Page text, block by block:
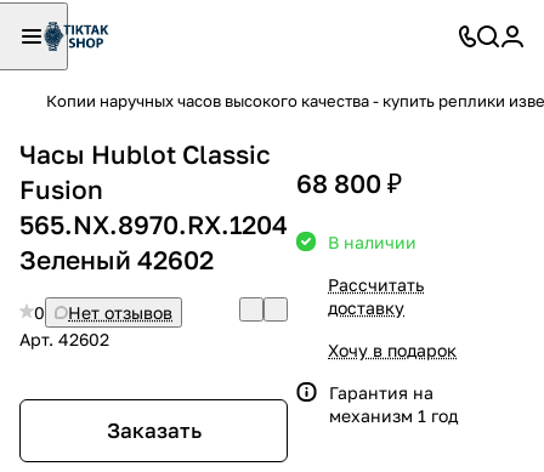
Копии наручных часов высокого качества - купить реплики
Часы Hublot Classic
Fusion
565.NX.8970.RX.1204
Зеленый 42602
0
Нет отзывов
Арт. 42602
Заказать
68 800 ₽
В наличии
Рассчитать
доставку
Хочу в подарок
Гарантия на
механизм 1 год